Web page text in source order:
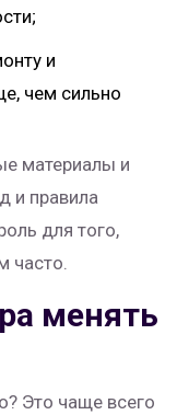
и
чем сильно
материалы и
и правила
для того,
часто.
менять
Это чаще всего